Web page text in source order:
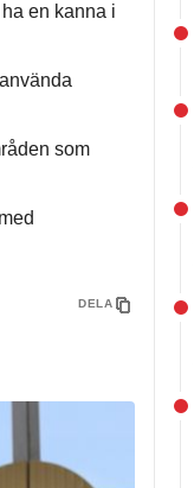
en kanna i
som
DELA